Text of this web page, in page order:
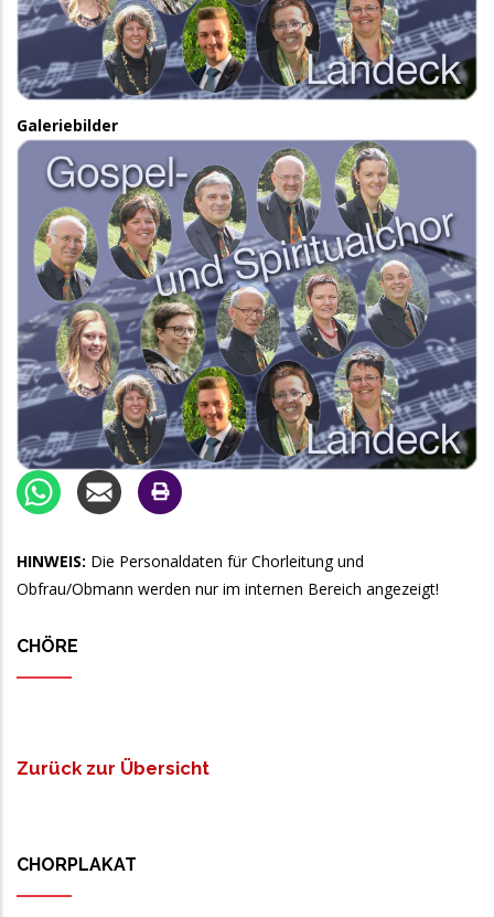
Galeriebilder
HINWEIS: Die Personaldaten für Chorleitung und
Obfrau/Obmann werden nur im internen Bereich angezeigt!
CHÖRE
Zurück zur Übersicht
CHORPLAKAT